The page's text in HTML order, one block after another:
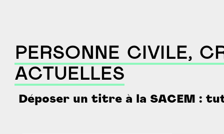
PERSONNE CIVILE,
ACTUELLES
Déposer un titre à la SACEM :